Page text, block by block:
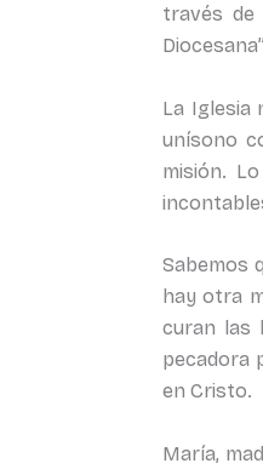
través de
La Iglesia
unísono
misión.
Sabemos
hay otra
curan las
pecadora
en Cristo.
María,